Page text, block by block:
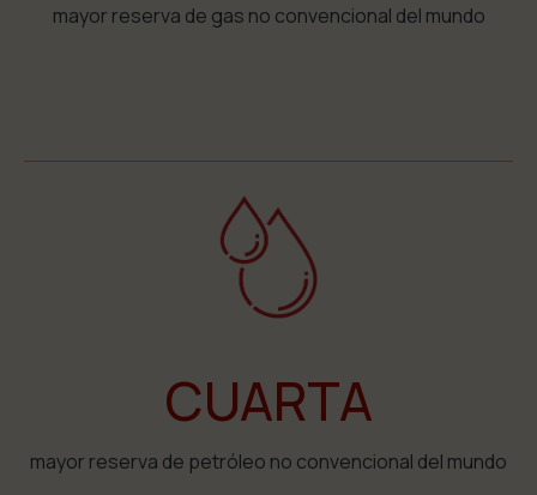
mayor reserva de gas no convencional del mundo
CUARTA
mayor reserva de petróleo no convencional del mundo